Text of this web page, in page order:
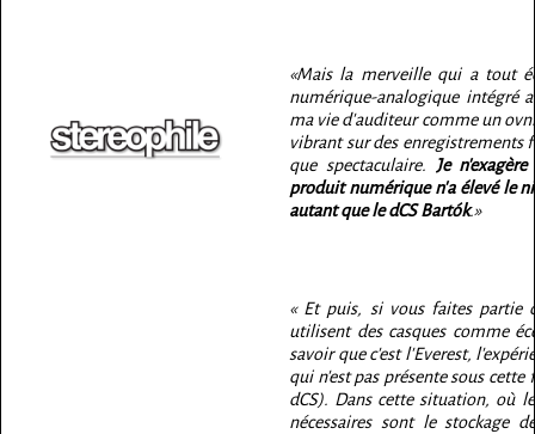
«Mais la merveille qui a tout
numérique-analogique intégré
ma vie d'auditeur comme un
vibrant sur des enregistrements
que spectaculaire.
Je
produit numérique n'a élevé le
autant que le dCS Bartók.»
« Et puis, si vous faites partie
utilisent des casques comme
savoir que c'est l'Everest,
qui n'est pas présente sous
dCS). Dans cette situation, où
nécessaires sont le stockage